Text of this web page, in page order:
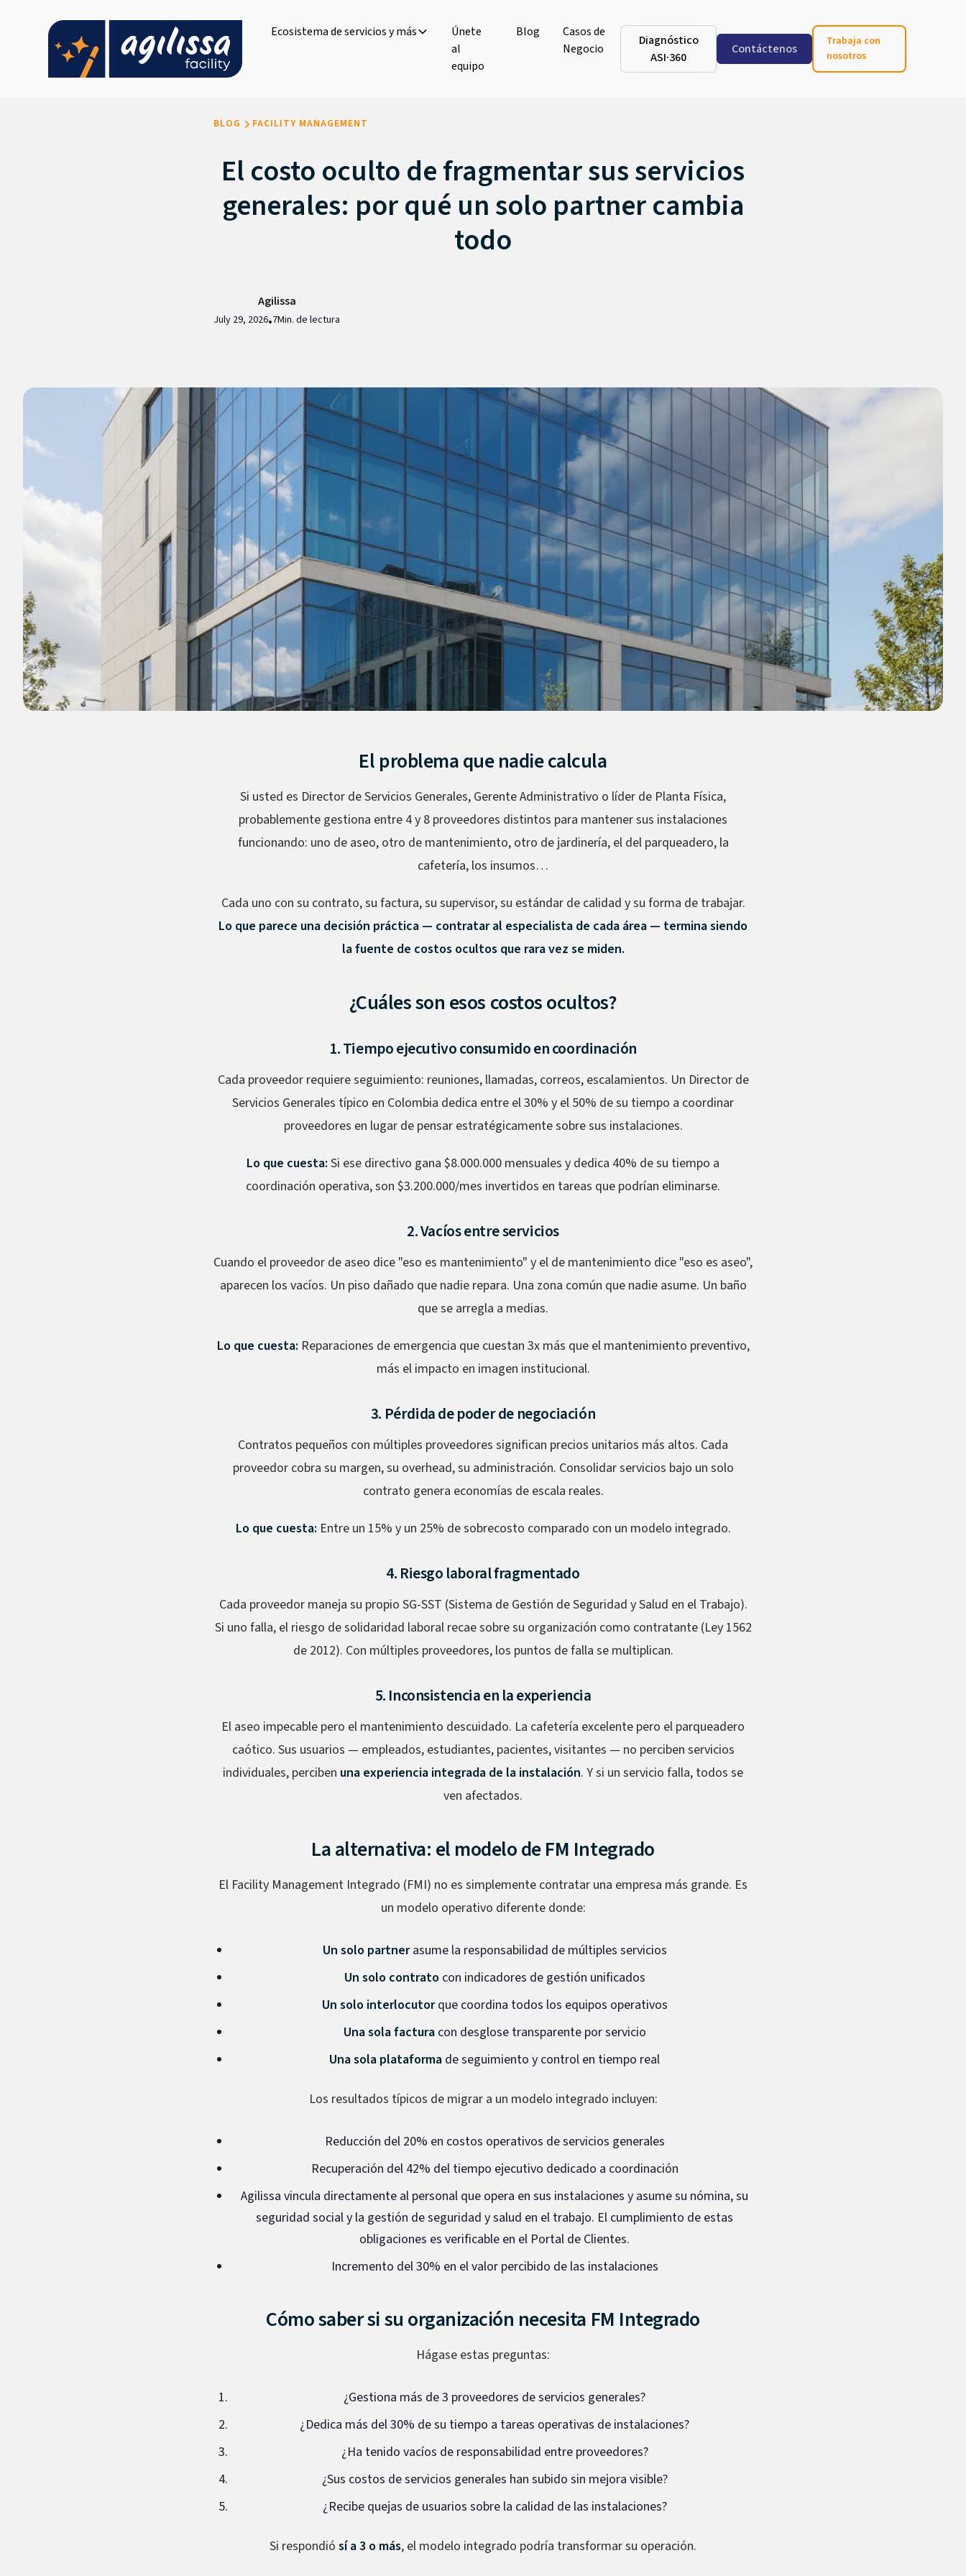
Ecosistema de servicios y más
Únete
al
equipo
Blog
Casos de
Negocio
Diagnóstico
ASI·360
Contáctenos
Trabaja con
nosotros
BLOG FACILITY MANAGEMENT
El costo oculto de fragmentar sus servicios
generales: por qué un solo partner cambia
todo
Agilissa
July 29, 2026•7Min. de lectura
El problema que nadie calcula
Si usted es Director de Servicios Generales, Gerente Administrativo o líder de Planta Física,
probablemente gestiona entre 4 y 8 proveedores distintos para mantener sus instalaciones
funcionando: uno de aseo, otro de mantenimiento, otro de jardinería, el del parqueadero, la
cafetería, los insumos…
Cada uno con su contrato, su factura, su supervisor, su estándar de calidad y su forma de trabajar.
Lo que parece una decisión práctica — contratar al especialista de cada área — termina siendo
la fuente de costos ocultos que rara vez se miden.
¿Cuáles son esos costos ocultos?
1. Tiempo ejecutivo consumido en coordinación
Cada proveedor requiere seguimiento: reuniones, llamadas, correos, escalamientos. Un Director de
Servicios Generales típico en Colombia dedica entre el 30% y el 50% de su tiempo a coordinar
proveedores en lugar de pensar estratégicamente sobre sus instalaciones.
Lo que cuesta: Si ese directivo gana $8.000.000 mensuales y dedica 40% de su tiempo a
coordinación operativa, son $3.200.000/mes invertidos en tareas que podrían eliminarse.
2. Vacíos entre servicios
Cuando el proveedor de aseo dice "eso es mantenimiento" y el de mantenimiento dice "eso es aseo",
aparecen los vacíos. Un piso dañado que nadie repara. Una zona común que nadie asume. Un baño
que se arregla a medias.
Lo que cuesta: Reparaciones de emergencia que cuestan 3x más que el mantenimiento preventivo,
más el impacto en imagen institucional.
3. Pérdida de poder de negociación
Contratos pequeños con múltiples proveedores significan precios unitarios más altos. Cada
proveedor cobra su margen, su overhead, su administración. Consolidar servicios bajo un solo
contrato genera economías de escala reales.
Lo que cuesta: Entre un 15% y un 25% de sobrecosto comparado con un modelo integrado.
4. Riesgo laboral fragmentado
Cada proveedor maneja su propio SG-SST (Sistema de Gestión de Seguridad y Salud en el Trabajo).
Si uno falla, el riesgo de solidaridad laboral recae sobre su organización como contratante (Ley 1562
de 2012). Con múltiples proveedores, los puntos de falla se multiplican.
5. Inconsistencia en la experiencia
El aseo impecable pero el mantenimiento descuidado. La cafetería excelente pero el parqueadero
caótico. Sus usuarios — empleados, estudiantes, pacientes, visitantes — no perciben servicios
individuales, perciben una experiencia integrada de la instalación. Y si un servicio falla, todos se
ven afectados.
La alternativa: el modelo de FM Integrado
El Facility Management Integrado (FMI) no es simplemente contratar una empresa más grande. Es
un modelo operativo diferente donde:
Un solo partnerasume la responsabilidad de múltiples servicios
Un solo contrato con indicadores de gestión unificados
Un solo interlocutorque coordina todos los equipos operativos
Una sola facturacon desglose transparente por servicio
Una sola plataforma de seguimiento y control en tiempo real
Los resultados típicos de migrar a un modelo integrado incluyen:
Reducción del 20% en costos operativos de servicios generales
Recuperación del 42% del tiempo ejecutivo dedicado a coordinación
Agilissa vincula directamente al personal que opera en sus instalaciones y asume su nómina, su
seguridad social y la gestión de seguridad y salud en el trabajo. El cumplimiento de estas
obligaciones es verificable en el Portal de Clientes.
Incremento del 30% en el valor percibido de las instalaciones
Cómo saber si su organización necesita FM Integrado
Hágase estas preguntas:
¿Gestiona más de 3 proveedores de servicios generales?
¿Dedica más del 30% de su tiempo a tareas operativas de instalaciones?
¿Ha tenido vacíos de responsabilidad entre proveedores?
¿Sus costos de servicios generales han subido sin mejora visible?
¿Recibe quejas de usuarios sobre la calidad de las instalaciones?
Si respondió sí a 3 o más, el modelo integrado podría transformar su operación.